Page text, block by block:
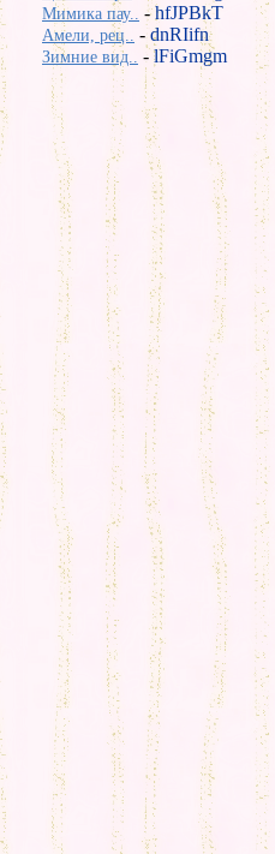
Мимика пау.. -hfJPBkT
Амели, рец.. - dnRIifn
Зимние вид.. -lFiGmgm